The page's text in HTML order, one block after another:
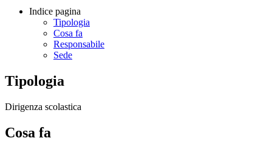
Indice pagina
Tipologia
Cosa fa
Responsabile
Sede
Tipologia
Dirigenza scolastica
Cosa fa